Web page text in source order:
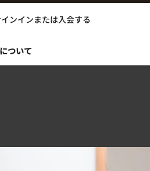
ンインまたは入会する
ついて